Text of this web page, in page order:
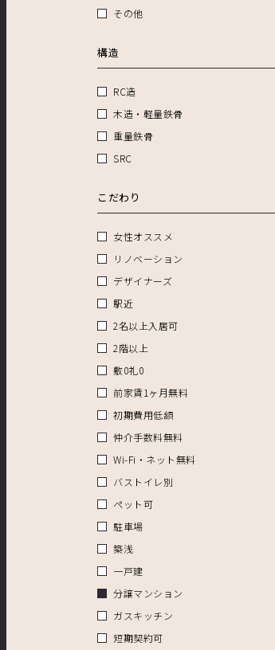
その他
構造
RC造
木造・軽量鉄骨
重量鉄骨
SRC
こだわり
女性オススメ
リノベーション
デザイナーズ
駅近
2名以上入居可
2階以上
敷0礼0
前家賃1ヶ月無料
初期費用低額
仲介手数料無料
Wi-Fi・ネット無料
バストイレ別
ペット可
駐車場
築浅
一戸建
分譲マンション
ガスキッチン
短期契約可